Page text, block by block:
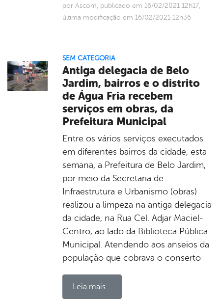
por Ascom, publicado em 16/02/2021 12h17,
última modificação em 16/02/2021 12h36
SEM CATEGORIA
Antiga delegacia de Belo
Jardim, bairros e o distrito
de Água Fria recebem
serviços em obras, da
Prefeitura Municipal
Entre os vários serviços executados
em diferentes bairros da cidade, esta
semana, a Prefeitura de Belo Jardim,
por meio da Secretaria de
Infraestrutura e Urbanismo (obras)
realizou a limpeza na antiga delegacia
da cidade, na Rua Cel. Adjar Maciel-
Centro, ao lado da Biblioteca Pública
Municipal. Atendendo aos anseios da
população que cobrava o conserto
Leia mais...